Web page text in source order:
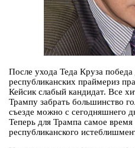
После ухода Теда Круза
республиканских праймериз
Кейсик слабый кандидат. Все
Трампу забрать большинство
съезде можно с сегодняшнего
Теперь для Трампа самое время
республиканского